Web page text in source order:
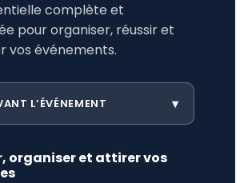
complète et
pour organiser, réussir et
vos événements.
L’ÉVÉNEMENT
organiser et attirer vos